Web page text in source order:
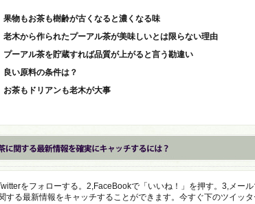
果物もお茶も樹齢が古くなると濃くなる味
老木から作られたプーアル茶が美味しいとは限らない理由
プーアル茶を貯蔵すれば品質が上がると言う勘違い
良い原料の条件は？
お茶もドリアンも老木が大事
をフォローする。2,FaceBookで「いいね！」を押す。3,メー
する最新情報をキャッチすることができます。今すぐ下のツイッ